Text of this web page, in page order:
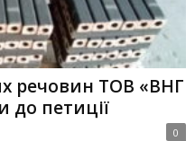
речовин ТОВ «ВНГ
до петиції
0